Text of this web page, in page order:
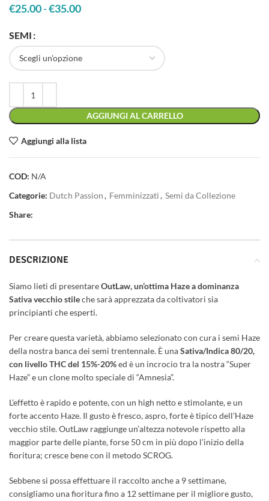
€25.00-€35.00
SEMI
AGGIUNGI AL CARRELLO
Aggiungi alla lista
COD: N/A
Categorie: Dutch Passion, Femminizzati, Semi da Collezione
Share:
DESCRIZIONE
Siamo lieti di presentareOutLaw, un’ottima Haze a dominanza
Sativa vecchio stileche sarà apprezzata da coltivatori sia
principianti che esperti.
Per creare questa varietà, abbiamo selezionato con cura i semi Haze
della nostra banca dei semi trentennale. È unaSativa/Indica 80/20,
con livello THC del 15%-20%ed è un incrocio tra la nostra “Super
Haze” e un clone molto speciale di “Amnesia”.
L’effetto è rapido e potente, con un high netto e stimolante, e un
forte accento Haze. Il gusto è fresco, aspro, forte è tipico dell’Haze
vecchio stile. OutLaw raggiunge un’altezza notevole rispetto alla
maggior parte delle piante, forse 50 cm in più dopo l’inizio della
fioritura; cresce bene con il metodo SCROG.
Sebbene si possa effettuare il raccolto anche a 9 settimane,
consigliamo una fioritura fino a 12 settimane per il migliore gusto,